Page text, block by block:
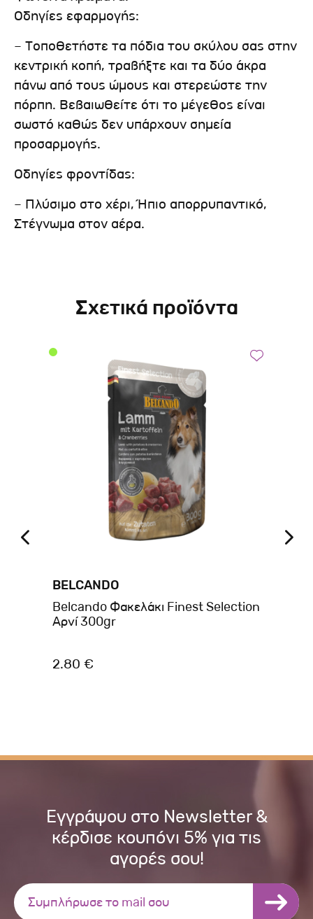
Οδηγίες εφαρμογής:
– Τοποθετήστε τα πόδια του σκύλου σας στην
κεντρική κοπή, τραβήξτε και τα δύο άκρα
πάνω από τους ώμους και στερεώστε την
πόρπη. Βεβαιωθείτε ότι το μέγεθος είναι
σωστό καθώς δεν υπάρχουν σημεία
προσαρμογής.
Οδηγίες φροντίδας:
– Πλύσιμο στο χέρι, Ήπιο απορρυπαντικό,
Στέγνωμα στον αέρα.
Σχετικά προϊόντα
BELCANDO
Belcando Φακελάκι Finest Selection
Αρνί 300gr
2.80 €
Εγγράψου στο Newsletter &
κέρδισε κουπόνι 5% για τις
αγορές σου!